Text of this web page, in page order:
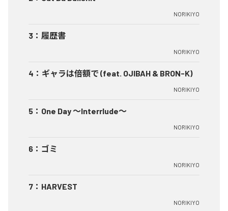
NORIKIYO
3 ： 履歴書
NORIKIYO
4 ： ギャラは倍額で (feat. OJIBAH & BRON-K)
NORIKIYO
5 ： One Day ～Interrlude～
NORIKIYO
6 ： ゴミ
NORIKIYO
7 ： HARVEST
NORIKIYO